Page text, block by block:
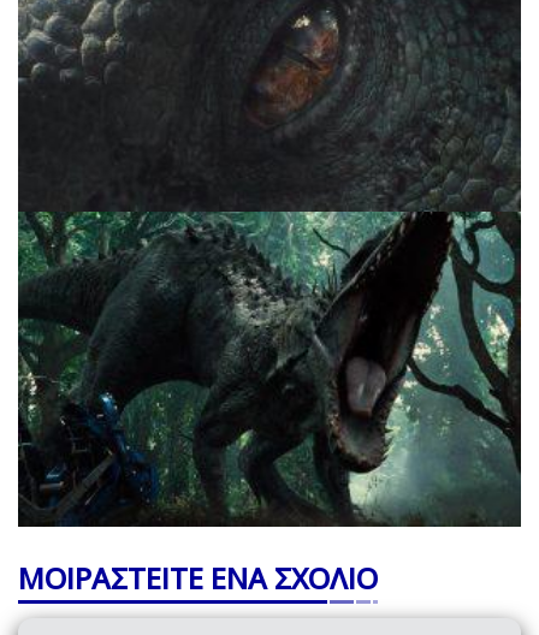
ΜΟΙΡΑΣΤΕΙΤΕ ΕΝΑ ΣΧΟΛΙΟ